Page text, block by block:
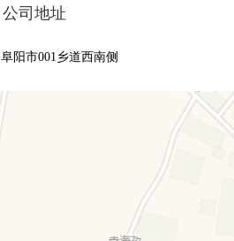
公司地址
阜阳市001乡道西南侧